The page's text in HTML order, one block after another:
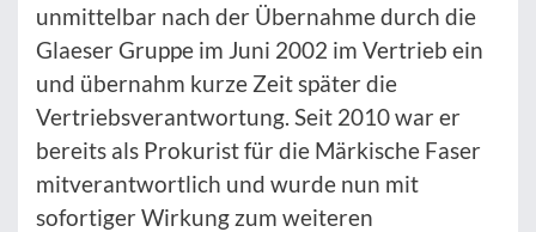
unmittelbar nach der Übernahme durch die
Glaeser Gruppe im Juni 2002 im Vertrieb ein
und übernahm kurze Zeit später die
Vertriebsverantwortung. Seit 2010 war er
bereits als Prokurist für die Märkische Faser
mitverantwortlich und wurde nun mit
sofortiger Wirkung zum weiteren